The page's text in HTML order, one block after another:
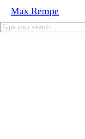
Max Rempe